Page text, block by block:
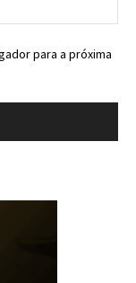
para a próxima